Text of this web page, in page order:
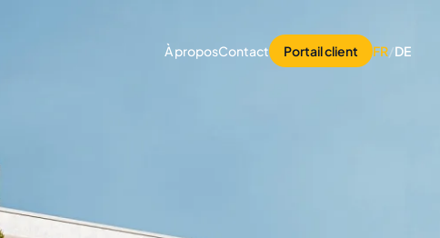
À proposContact Portail client FR/DE